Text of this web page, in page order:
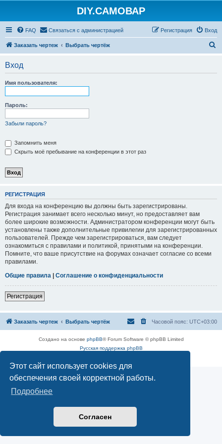
Этот сайт использует cookies для
обеспечения своей корректной работы.
Подробнее
Согласен
DIY.САМОВАР
FAQ Связаться с администрацией Вход
Регистрация
Заказать чертеж Выбрать чертёж
Вход
Имя пользователя:
Пароль:
Забыли пароль?
Запомнить меня
Скрыть моё пребывание на конференции в этот раз
РЕГИСТРАЦИЯ
Для входа на конференцию вы должны быть зарегистрированы.
Регистрация занимает всего несколько минут, но предоставляет вам
более широкие возможности. Администратором конференции могут быть
установлены также дополнительные привилегии для зарегистрированных
пользователей. Прежде чем зарегистрироваться, вам следует
ознакомиться с правилами и политикой, принятыми на конференции.
Помните, что ваше присутствие на форумах означает согласие со всеми
правилами.
Общие правила | Соглашение о конфиденциальности
Регистрация
Заказать чертеж Выбрать чертёж Часовой пояс: UTC+03:00
Создано на основе phpBB® Forum Software © phpBB Limited
Русская поддержка phpBB